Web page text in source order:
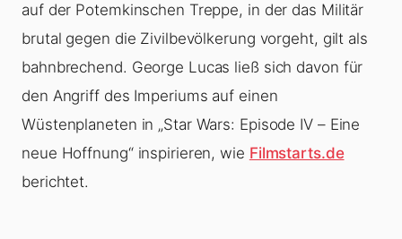
auf der Potemkinschen Treppe, in der das Militär
brutal gegen die Zivilbevölkerung vorgeht, gilt als
bahnbrechend. George Lucas ließ sich davon für
den Angriff des Imperiums auf einen
Wüstenplaneten in „Star Wars: Episode IV – Eine
neue Hoffnung“ inspirieren, wie Filmstarts.de
berichtet.